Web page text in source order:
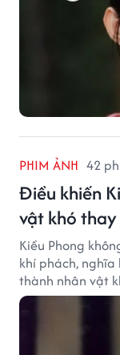
PHIM ẢNH 42
Điều khiến
vật khó
Kiều Phong
khí phách,
thành nhân vật